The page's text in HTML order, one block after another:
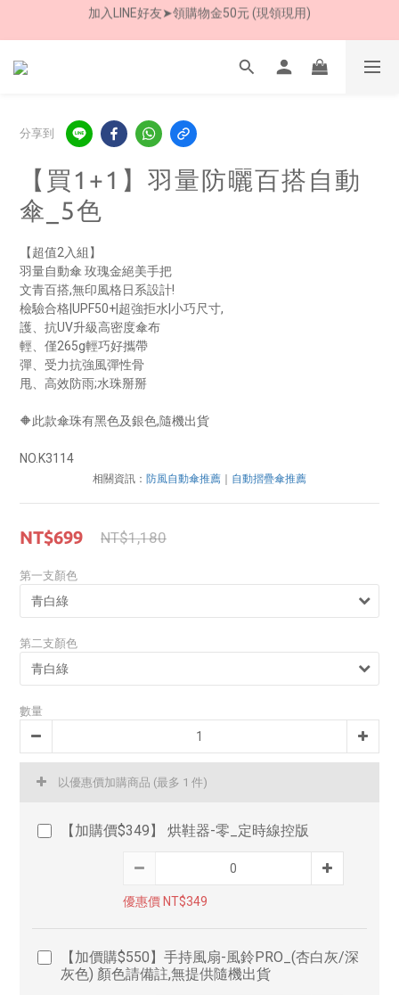
8/8 父親節限定 超商取貨免運費
7/30-8/24 全館買就送 雨傘收納袋(乙個)
8/8 父親節限定 超商取貨免運費
分享到
【買1+1】羽量防曬百搭自動
傘_5色
【超值2入組】
羽量自動傘 玫瑰金絕美手把
文青百搭,無印風格日系設計!
檢驗合格|UPF50+|超強拒水|小巧尺寸,
護、抗UV升級高密度傘布
輕、僅265g輕巧好攜帶
彈、受力抗強風彈性骨
甩、高效防雨;水珠掰掰
🔶此款傘珠有黑色及銀色,隨機出貨
NO.K3114
相關資訊： 防風自動傘推薦 自動摺疊傘推薦
NT$699 NT$1,180
第一支顏色
第二支顏色
數量
以優惠價加購商品 (最多 1 件)
【加購價$349】 烘鞋器-零_定時線控版
優惠價 NT$349
【加價購$550】手持風扇-風鈴PRO_(杏白灰/深
灰色) 顏色請備註,無提供隨機出貨